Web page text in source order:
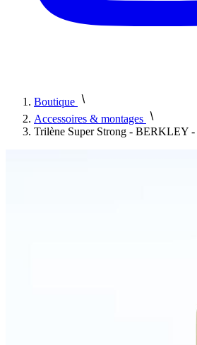
Boutique
Accessoires & montages
Trilène Super Strong - BERKLEY -